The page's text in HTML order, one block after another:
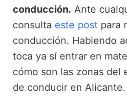
conducción. Ante
consulta este post para
conducción. Habiendo
toca ya sí entrar en
cómo son las zonas del
de conducir en Alicante.